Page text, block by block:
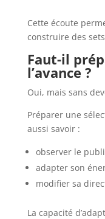
Cette écoute
construire des
Faut-il
l’avance ?
Oui, mais sans
Préparer une
aussi savoir :
observer le
adapter son
modifier sa
La capacité